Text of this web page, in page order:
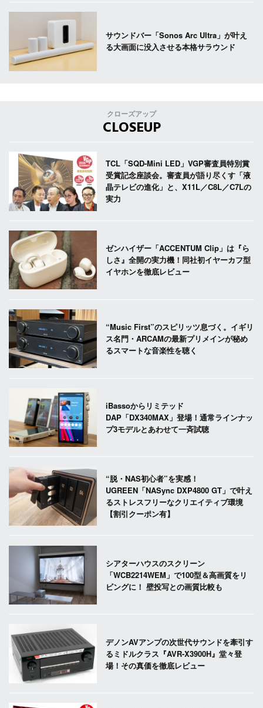
サウンドバー「Sonos Arc Ultra」が叶え
る大画面に没入させる本格サラウンド
クローズアップ
CLOSEUP
TCL「SQD-Mini LED」VGP審査員特別賞
受賞記念座談会。審査員が語り尽くす「液
晶テレビの進化」と、X11L／C8L／C7Lの
実力
ゼンハイザー「ACCENTUM Clip」は『ら
しさ』全開の実力機！同社初イヤーカフ型
イヤホンを徹底レビュー
“Music First”のスピリッツ息づく。イギリ
ス名門・ARCAMの最新プリメインが秘め
るスマートな音楽性を聴く
iBassoからリミテッド
DAP「DX340MAX」登場！通常ラインナッ
プ3モデルとあわせて一斉試聴
“脱・NAS初心者”を実感！
UGREEN「NASync DXP4800 GT」で叶え
るストレスフリーなクリエイティブ環境
【割引クーポン有】
シアターハウスのスクリーン
「WCB2214WEM」で100型＆高画質をリ
ビングに！ 壁投写との画質比較も
デノンAVアンプの次世代サウンドを牽引す
るミドルクラス『AVR-X3900H』堂々登
場！その真価を徹底レビュー